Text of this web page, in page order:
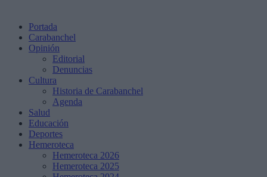
Portada
Carabanchel
Opinión
Editorial
Denuncias
Cultura
Historia de Carabanchel
Agenda
Salud
Educación
Deportes
Hemeroteca
Hemeroteca 2026
Hemeroteca 2025